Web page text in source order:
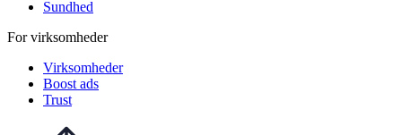
Sundhed
For virksomheder
Virksomheder
Boost ads
Trust